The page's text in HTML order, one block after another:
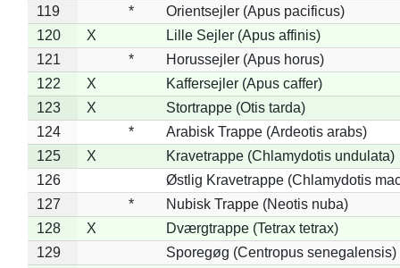
119
*
Orientsejler (Apus pacificus)
120
X
Lille Sejler (Apus affinis)
121
*
Horussejler (Apus horus)
122
X
Kaffersejler (Apus caffer)
123
X
Stortrappe (Otis tarda)
124
*
Arabisk Trappe (Ardeotis arabs)
125
X
Kravetrappe (Chlamydotis undulata)
126
Østlig Kravetrappe (Chlamydotis
127
*
Nubisk Trappe (Neotis nuba)
128
X
Dværgtrappe (Tetrax tetrax)
129
Sporegøg (Centropus senegalensis)